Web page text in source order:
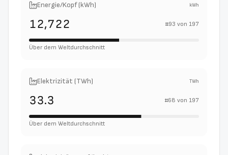
Energie/Kopf (kWh) kWh
12,722 #93 von 197
Über dem Weltdurchschnitt
Elektrizität (TWh) TWh
33.3 #68 von 197
Über dem Weltdurchschnitt